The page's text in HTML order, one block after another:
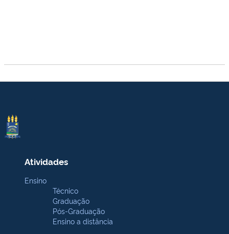
Atividades
Ensino
Técnico
Graduação
Pós-Graduação
Ensino a distância